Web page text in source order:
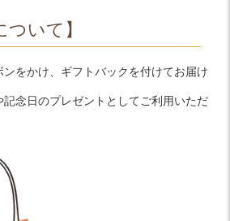
ついて】
をかけ、ギフトバックを付けてお届け
念日のプレゼントとしてご利用いただ